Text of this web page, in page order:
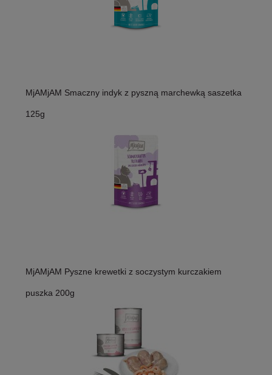
MjAMjAM Smaczny indyk z pyszną marchewką saszetka
125g
MjAMjAM Pyszne krewetki z soczystym kurczakiem
puszka 200g